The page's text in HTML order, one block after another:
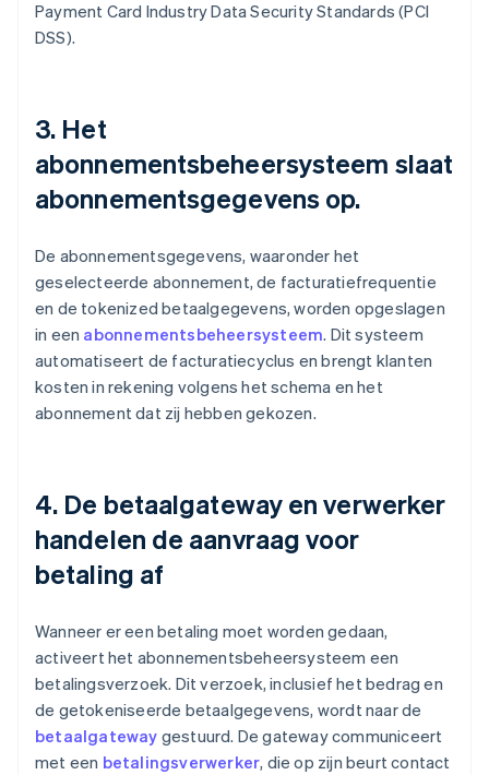
Payment Card Industry Data Security Standards (PCI
DSS).
3. Het
abonnementsbeheersysteem slaat
abonnementsgegevens op.
De abonnementsgegevens, waaronder het
geselecteerde abonnement, de facturatiefrequentie
en de tokenized betaalgegevens, worden opgeslagen
in een abonnementsbeheersysteem. Dit systeem
automatiseert de facturatiecyclus en brengt klanten
kosten in rekening volgens het schema en het
abonnement dat zij hebben gekozen.
4. De betaalgateway en verwerker
handelen de aanvraag voor
betaling af
Wanneer er een betaling moet worden gedaan,
activeert het abonnementsbeheersysteem een
betalingsverzoek. Dit verzoek, inclusief het bedrag en
de getokeniseerde betaalgegevens, wordt naar de
betaalgateway gestuurd. De gateway communiceert
met een betalingsverwerker, die op zijn beurt contact